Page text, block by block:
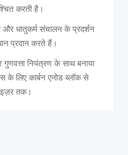
करती है।
और धातुकर्म संचालन के प्रदर्शन
प्रदान करते हैं।
नियंत्रण के साथ बनाया
के लिए कार्बन एनोड ब्लॉक से
तक।